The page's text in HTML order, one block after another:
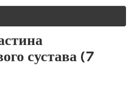
сустава (7